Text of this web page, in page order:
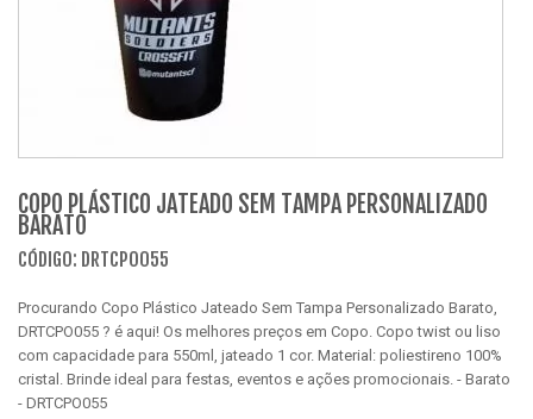
COPO PLÁSTICO JATEADO SEM TAMPA PERSONALIZADO
BARATO
CÓDIGO: DRTCPO055
Procurando Copo Plástico Jateado Sem Tampa Personalizado Barato,
DRTCPO055 ? é aqui! Os melhores preços em Copo. Copo twist ou liso
com capacidade para 550ml, jateado 1 cor. Material: poliestireno 100%
cristal. Brinde ideal para festas, eventos e ações promocionais. - Barato
- DRTCPO055